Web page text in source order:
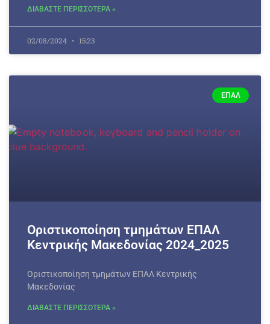
ΔΙΑΒΑΣΤΕ ΠΕΡΙΣΣΟΤΕΡΑ »
02/08/2024 15:23
ΕΠΑΛ
Οριστικοποίηση τμημάτων ΕΠΑΛ
Κεντρικής Μακεδονίας 2024_2025
Οριστικοποίηση τμημάτων ΕΠΑΛ Κεντρικής
Μακεδονίας
ΔΙΑΒΑΣΤΕ ΠΕΡΙΣΣΟΤΕΡΑ »